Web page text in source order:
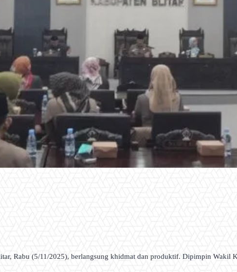
Rabu (5/11/2025), berlangsung khidmat dan produktif. Dipimpin Wakil